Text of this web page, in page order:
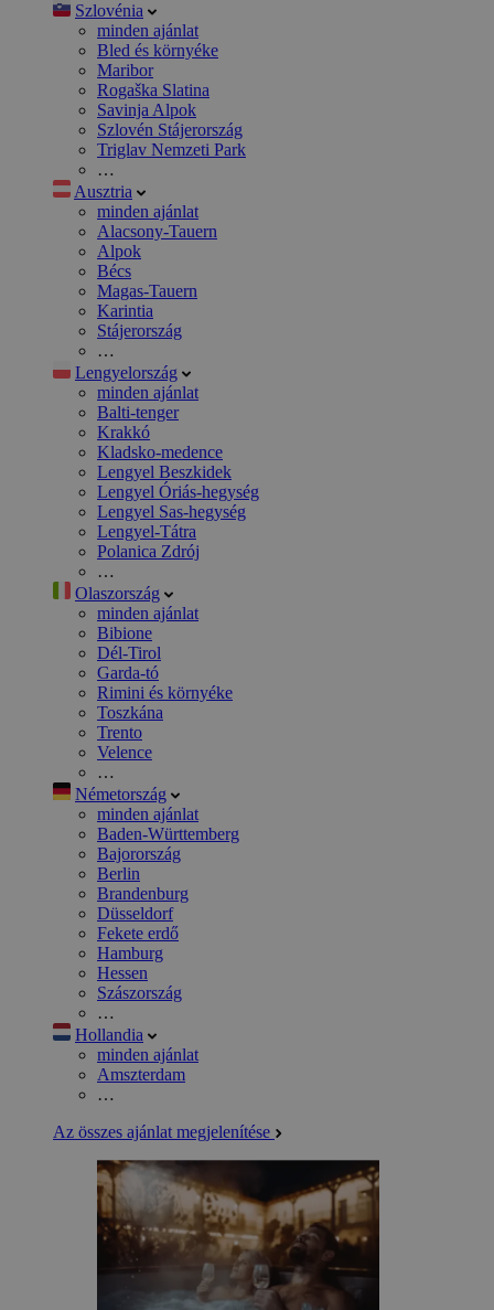
Szlovénia
minden ajánlat
Bled és környéke
Maribor
Rogaška Slatina
Savinja Alpok
Szlovén Stájerország
Triglav Nemzeti Park
…
Ausztria
minden ajánlat
Alacsony-Tauern
Alpok
Bécs
Magas-Tauern
Karintia
Stájerország
…
Lengyelország
minden ajánlat
Balti-tenger
Krakkó
Kladsko-medence
Lengyel Beszkidek
Lengyel Óriás-hegység
Lengyel Sas-hegység
Lengyel-Tátra
Polanica Zdrój
…
Olaszország
minden ajánlat
Bibione
Dél-Tirol
Garda-tó
Rimini és környéke
Toszkána
Trento
Velence
…
Németország
minden ajánlat
Baden-Württemberg
Bajorország
Berlin
Brandenburg
Düsseldorf
Fekete erdő
Hamburg
Hessen
Szászország
…
Hollandia
minden ajánlat
Amszterdam
…
Az összes ajánlat megjelenítése